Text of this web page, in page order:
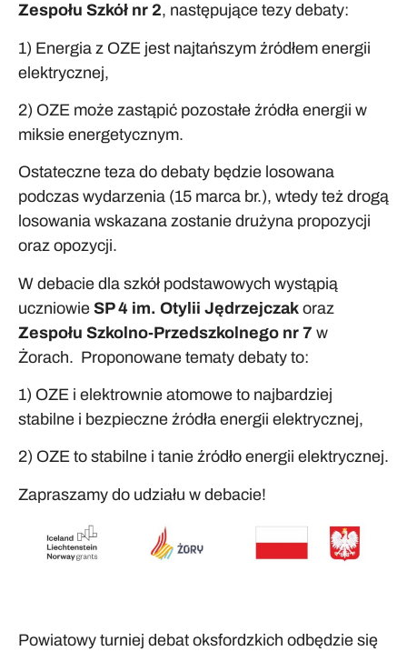
Zespołu Szkół nr 2, następujące tezy debaty:
1) Energia z OZE jest najtańszym źródłem energii
elektrycznej,
2) OZE może zastąpić pozostałe źródła energii w
miksie energetycznym.
Ostateczne teza do debaty będzie losowana
podczas wydarzenia (15 marca br.), wtedy też drogą
losowania wskazana zostanie drużyna propozycji
oraz opozycji.
W debacie dla szkół podstawowych wystąpią
uczniowie SP 4 im. Otylii Jędrzejczak oraz
Zespołu Szkolno-Przedszkolnego nr 7 w
Żorach. Proponowane tematy debaty to:
1) OZE i elektrownie atomowe to najbardziej
stabilne i bezpieczne źródła energii elektrycznej,
2) OZE to stabilne i tanie źródło energii elektrycznej.
Zapraszamy do udziału w debacie!
Powiatowy turniej debat oksfordzkich odbędzie się